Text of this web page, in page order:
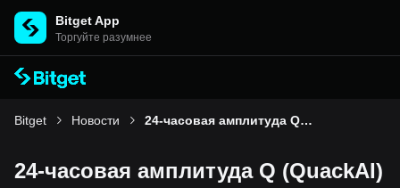
Bitget App
Торгуйте разумнее
Bitget Новости 24-часовая амплитуда Q (QuackAI) составила 71,4%: резкое увеличение объема торгов вызвало сильные колебания цены
24-часовая амплитуда Q (QuackAI)